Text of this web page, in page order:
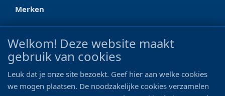
Merken
CONTACT
Ootmarsumseweg 125a
0546 - 622 990
Welkom! Deze website maakt
gebruik van cookies
Leuk dat je onze site bezoekt. Geef hier aan welke cookies
we mogen plaatsen. De noodzakelijke cookies verzamelen